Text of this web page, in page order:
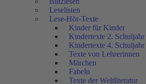
Leselisten
Lese-Hör-Texte
Kinder für Kinder
Kindertexte 2. Schuljahr
Kindertexte 4. Schuljahr
Texte von Lehrerinnen
Märchen
Fabeln
Texte der Weltliteratur